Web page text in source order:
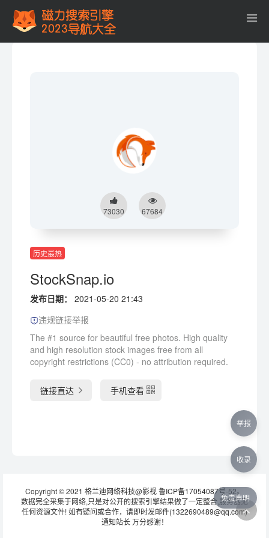
73030 67684
历史最热
StockSnap.io
发布日期：
2021-05-20 21:43
违规链接举报
The #1 source for beautiful free photos. High quality
and high resolution stock images free from all
copyright restrictions (CC0) - no attribution required.
链接直达 手机查看
Copyright © 2021 格兰迪网络科技@影视鲁ICP备17054087号-52。
数据完全采集于网络,只是对公开的搜索引擎结果做了一定整合,服务器无
任何资源文件! 如有疑问或合作，请即时发邮件(1322690489@qq.com)
通知站长 万分感谢！
免责声明
举报
收录